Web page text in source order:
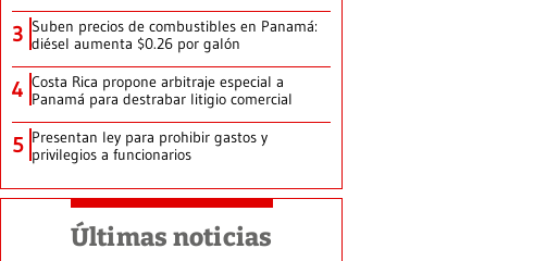
3 Suben precios de combustibles en Panamá:
diésel aumenta $0.26 por galón
4 Costa Rica propone arbitraje especial a
Panamá para destrabar litigio comercial
5 Presentan ley para prohibir gastos y
privilegios a funcionarios
Últimas noticias